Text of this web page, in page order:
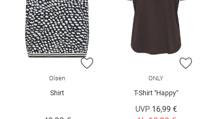
ZUR WUNSCHLISTE HINZUFÜGEN
Olsen
Shirt
ZUR
ONLY
T-Shirt "Happy"
UVP 16,99 €